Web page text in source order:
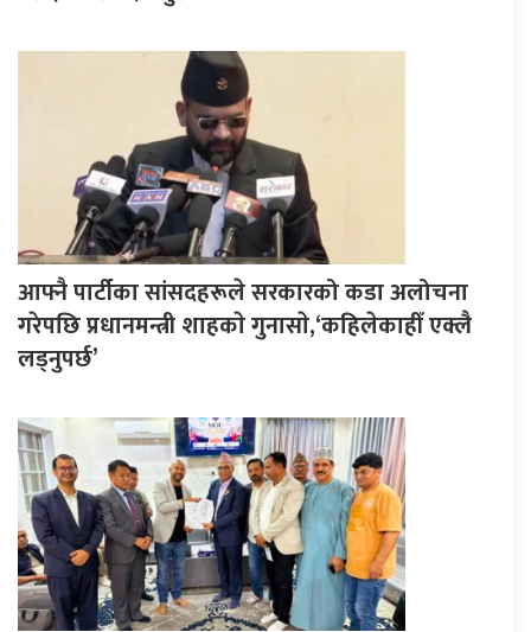
आफ्नै पार्टीका सांसदहरूले सरकारको कडा अलोचना
गरेपछि प्रधानमन्त्री शाहकाे गुनासाे,‘कहिलेकाहीँ एक्लै
लड्नुपर्छ’